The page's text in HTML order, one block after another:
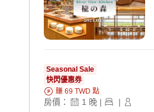
Seasonal Sale
快閃優惠券
賺 69 TWD 點
房價： 1 晚 | |